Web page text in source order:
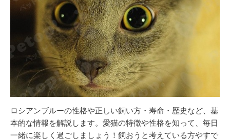
ロシアンブルーの性格や正しい飼い方・寿命・歴史など、基
本的な情報を解説します。愛猫の特徴や性格を知って、毎日
一緒に楽しく過ごしましょう！飼おうと考えている方やすで